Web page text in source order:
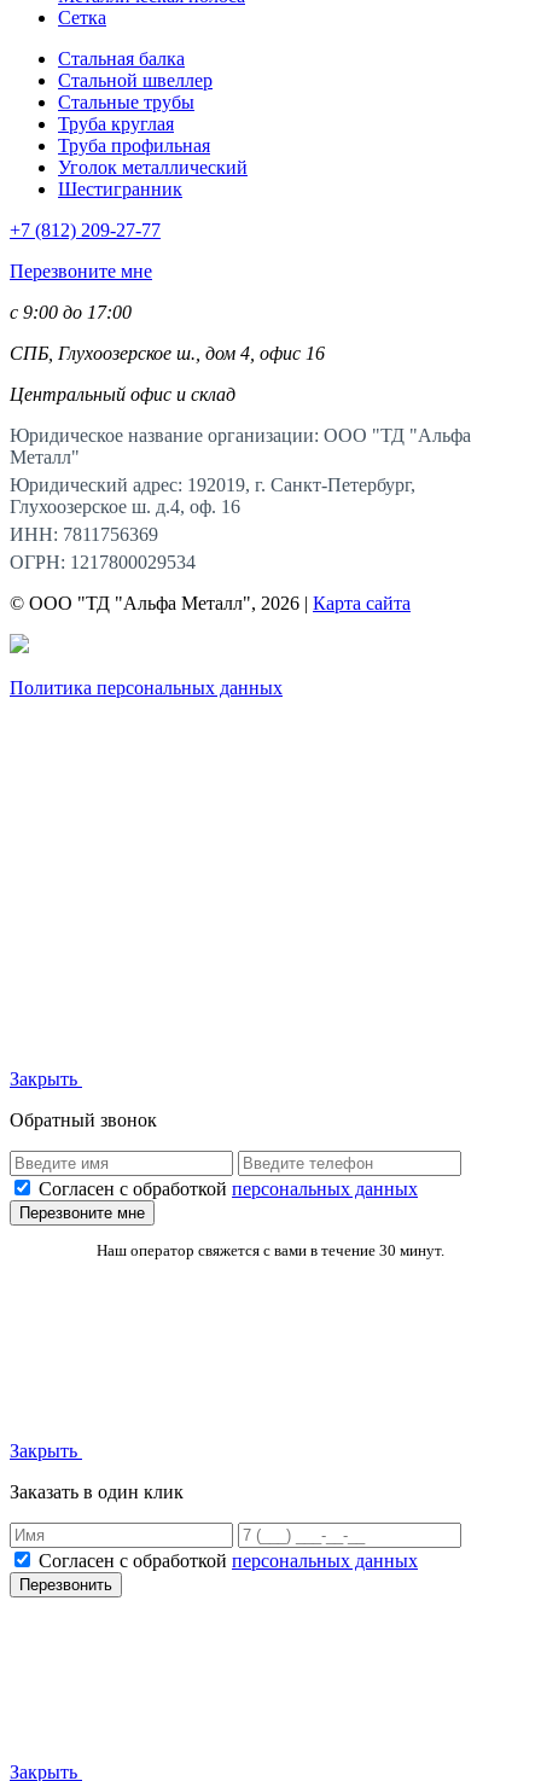
Сетка
Стальная балка
Стальной швеллер
Стальные трубы
Труба круглая
Труба профильная
Уголок металлический
Шестигранник
+7 (812) 209-27-77
Перезвоните мне
с 9:00 до 17:00
СПБ, Глухоозерское ш., дом 4, офис 16
Центральный офис и склад
Юридическое название организации: ООО "ТД "Альфа
Металл"
Юридический адрес: 192019, г. Санкт-Петербург,
Глухоозерское ш. д.4, оф. 16
ИНН: 7811756369
ОГРН: 1217800029534
© ООО "ТД "Альфа Металл", 2026 | Карта сайта
Политика персональных данных
Закрыть
Обратный звонок
Согласен с обработкой персональных данных
Перезвоните мне
Наш оператор свяжется с вами в течение 30 минут.
Закрыть
Заказать в один клик
Согласен с обработкой персональных данных
Перезвонить
Закрыть